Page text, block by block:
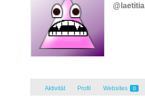
@laetitia
Aktivität Profil Websites 0